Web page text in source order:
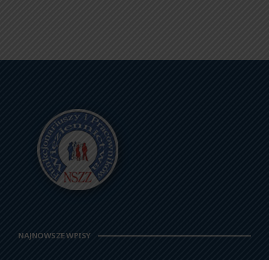
NAJNOWSZE WPISY